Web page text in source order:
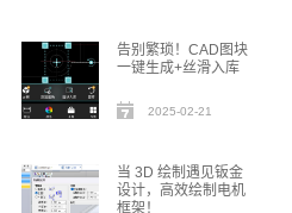
告别繁琐！CAD图块
一键生成+丝滑入库
2025-02-21
当 3D 绘制遇见钣金
设计，高效绘制电机
框架！